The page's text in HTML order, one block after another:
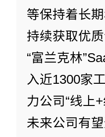
等保持着长
持续获取优
“富兰克林
入近1300家
力公司“线上
未来公司有